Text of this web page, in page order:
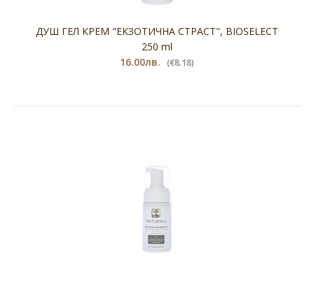
ДУШ ГЕЛ КРЕМ "ЕКЗОТИЧНА СТРАСТ", BIOSELECT
250 ml
16.00лв. (€8.18)